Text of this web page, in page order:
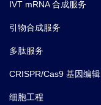
IVT mRNA 合成服务
引物合成服务
多肽服务
CRISPR/Cas9 基因编辑
细胞工程